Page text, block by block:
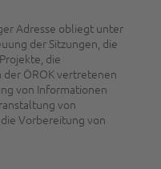
Adresse obliegt unter
der Sitzungen, die
die
ÖROK vertretenen
von Informationen
von
Vorbereitung von